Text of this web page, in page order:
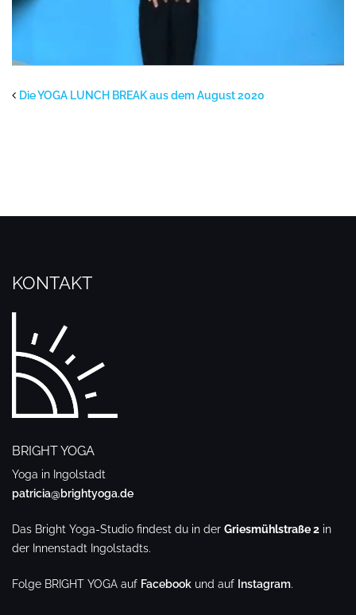
Die YOGA LUNCH BREAK aus dem August 2020
KONTAKT
BRIGHT YOGA
Yoga in Ingolstadt
patricia@brightyoga.de
Das Bright Yoga-Studio findest du in der Griesmühlstraße 2 in
der Innenstadt Ingolstadts.
Folge BRIGHT YOGA auf Facebook und auf Instagram.